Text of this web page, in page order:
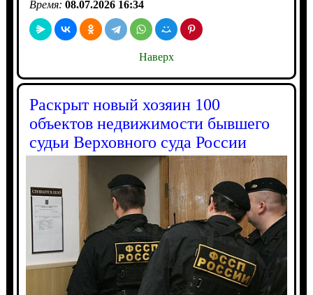
Время: 08.07.2026 16:34
Наверх
Раскрыт новый хозяин 100
объектов недвижимости бывшего
судьи Верховного суда России